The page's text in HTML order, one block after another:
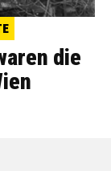
die